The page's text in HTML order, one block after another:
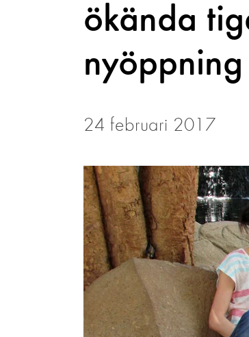
ökända
24 februari 2017